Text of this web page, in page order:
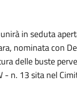
in seduta
nominata con
delle buste
- n. 13 sita nel